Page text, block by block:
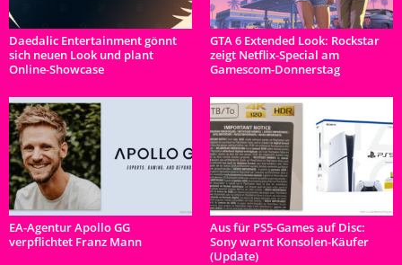
Daedalic Entertainment gönnt
sich neuen Look und plant
Online-Showcase
GTA 6 Extended Look: Rockstar
zeigt Netflix-Special am
Gamescom-Donnerstag
EA-Agentur Apollo GG
verpflichtet Franz Mann
Aus für PS5-Games auf Disc:
Sony warnt Konsolen-Käufer
(Update)